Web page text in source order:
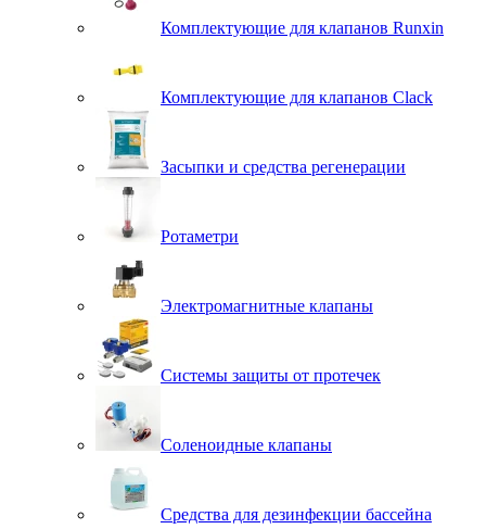
Комплектующие для клапанов Runxin
Комплектующие для клапанов Clack
Засыпки и средства регенерации
Ротаметри
Электромагнитные клапаны
Системы защиты от протечек
Соленоидные клапаны
Средства для дезинфекции бассейна